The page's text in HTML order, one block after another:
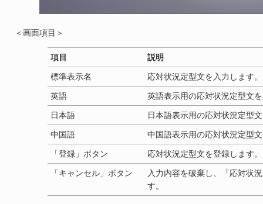
＜画面項目＞
項目 説明
標準表示名 応対状況定型文を入力します
英語 英語表示用の応対状況定型文
日本語 日本語表示用の応対状況定型
中国語 中国語表示用の応対状況定型
「登録」ボタン 応対状況定型文を登録します。
「キャンセル」ボタン
入力内容を破棄し、「応対状
す。